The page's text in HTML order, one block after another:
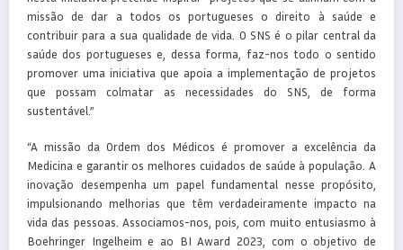
missão de dar a todos os portugueses o direito à saúde e
contribuir para a sua qualidade de vida. O SNS é o pilar central da
saúde dos portugueses e, dessa forma, faz-nos todo o sentido
promover uma iniciativa que apoia a implementação de projetos
que possam colmatar as necessidades do SNS, de forma
sustentável.”
“A missão da Ordem dos Médicos é promover a excelência da
Medicina e garantir os melhores cuidados de saúde à população. A
inovação desempenha um papel fundamental nesse propósito,
impulsionando melhorias que têm verdadeiramente impacto na
vida das pessoas. Associamos-nos, pois, com muito entusiasmo à
Boehringer Ingelheim e ao BI Award 2023, com o objetivo de